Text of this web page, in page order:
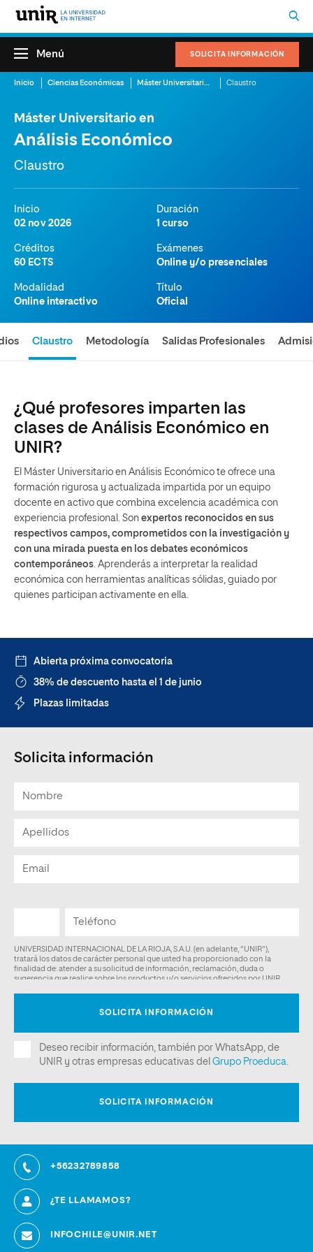
SOLICITA INFORMACIÓN
Menú
Inicio Ciencias Económicas Máster Universitario en Análisis Económico Claustro
Máster Universitario en
Análisis Económico
Claustro
Inicio
02 nov 2026
Duración
1 curso
Créditos
60 ECTS
Exámenes
Online y/o presenciales
Modalidad
Online interactivo
Título
Oficial
Claustro Metodología Salidas Profesionales
¿Qué profesores imparten las
clases de Análisis Económico en
UNIR?
El Máster Universitario en Análisis Económico te ofrece una
formación rigurosa y actualizada impartida por un equipo
docente en activo que combina excelencia académica con
experiencia profesional. Son expertos reconocidos en sus
respectivos campos, comprometidos con la investigación y
con una mirada puesta en los debates económicos
contemporáneos. Aprenderás a interpretar la realidad
económica con herramientas analíticas sólidas, guiado por
quienes participan activamente en ella.
Abierta próxima convocatoria
38% de descuento hasta el 1 de junio
Plazas limitadas
Solicita información
+56232789858
¿TE LLAMAMOS?
INFOCHILE@UNIR.NET